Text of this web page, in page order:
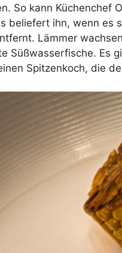
So kann Küchenchef
beliefert ihn, wenn es
Lämmer
Süßwasserfische. Es
Spitzenkoch, die